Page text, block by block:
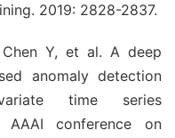
2019: 2828-2837.
Y, et al. A deep
anomaly detection
time series
AAAI conference on